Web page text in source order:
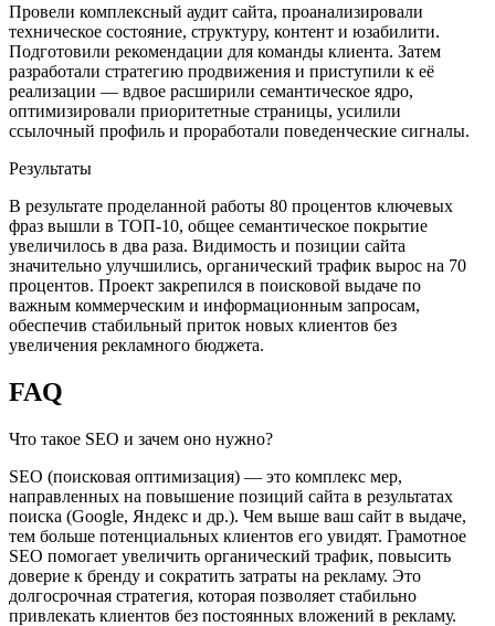
Провели комплексный аудит сайта, проанализировали
техническое состояние, структуру, контент и юзабилити.
Подготовили рекомендации для команды клиента. Затем
разработали стратегию продвижения и приступили к её
реализации — вдвое расширили семантическое ядро,
оптимизировали приоритетные страницы, усилили
ссылочный профиль и проработали поведенческие сигналы.
Результаты
В результате проделанной работы 80 процентов ключевых
фраз вышли в ТОП-10, общее семантическое покрытие
увеличилось в два раза. Видимость и позиции сайта
значительно улучшились, органический трафик вырос на 70
процентов. Проект закрепился в поисковой выдаче по
важным коммерческим и информационным запросам,
обеспечив стабильный приток новых клиентов без
увеличения рекламного бюджета.
FAQ
Что такое SEO и зачем оно нужно?
SEO (поисковая оптимизация) — это комплекс мер,
направленных на повышение позиций сайта в результатах
поиска (Google, Яндекс и др.). Чем выше ваш сайт в выдаче,
тем больше потенциальных клиентов его увидят. Грамотное
SEO помогает увеличить органический трафик, повысить
доверие к бренду и сократить затраты на рекламу. Это
долгосрочная стратегия, которая позволяет стабильно
привлекать клиентов без постоянных вложений в рекламу.